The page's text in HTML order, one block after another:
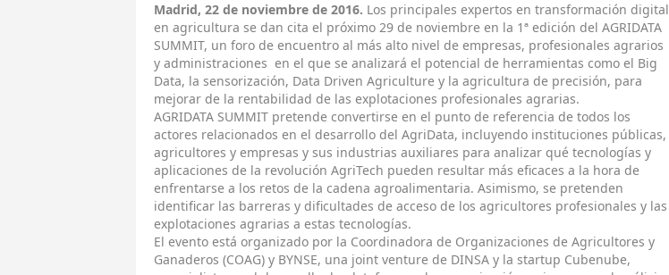
Madrid, 22 de noviembre de 2016. Los principales expertos en transformación digital
en agricultura se dan cita el próximo 29 de noviembre en la 1ª edición del AGRIDATA
SUMMIT, un foro de encuentro al más alto nivel de empresas, profesionales agrarios
y administraciones en el que se analizará el potencial de herramientas como el Big
Data, la sensorización, Data Driven Agriculture y la agricultura de precisión, para
mejorar de la rentabilidad de las explotaciones profesionales agrarias.
AGRIDATA SUMMIT pretende convertirse en el punto de referencia de todos los
actores relacionados en el desarrollo del AgriData, incluyendo instituciones públicas,
agricultores y empresas y sus industrias auxiliares para analizar qué tecnologías y
aplicaciones de la revolución AgriTech pueden resultar más eficaces a la hora de
enfrentarse a los retos de la cadena agroalimentaria. Asimismo, se pretenden
identificar las barreras y dificultades de acceso de los agricultores profesionales y las
explotaciones agrarias a estas tecnologías.
El evento está organizado por la Coordinadora de Organizaciones de Agricultores y
Ganaderos (COAG) y BYNSE, una joint venture de DINSA y la startup Cubenube,